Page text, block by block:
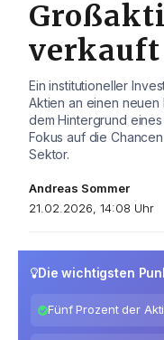
verkauft
Ein institutioneller
Aktien an einen
dem Hintergrund
Fokus auf die
Sektor.
Andreas Sommer
21.02.2026, 14:08 Uhr
Die wichtigsten
Fünf Prozent der